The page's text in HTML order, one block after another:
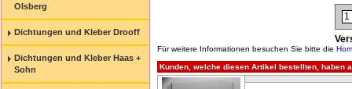
Olsberg
Dichtungen und Kleber Drooff
Dichtungen und Kleber Haas +
Sohn
Für weitere Informationen besuchen Sie bitte die
Kunden, welche diesen Artikel bestellten, haben